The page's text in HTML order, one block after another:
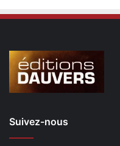
Suivez-nous